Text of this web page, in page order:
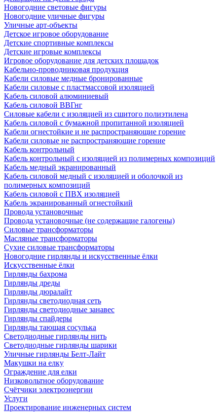
Новогодние световые фигуры
Новогодние уличные фигуры
Уличные арт-объекты
Детское игровое оборудование
Детские спортивные комплексы
Детские игровые комплексы
Игровое оборудование для детских площадок
Кабельно-проводниковая продукция
Кабели силовые медные бронированные
Кабели силовые с пластмассовой изоляцией
Кабель силовой алюминиевый
Кабель силовой ВВГнг
Силовые кабели с изоляцией из сшитого полиэтилена
Кабель силовой с бумажной пропитанной изоляцией
Кабели огнестойкие и не распространяющие горение
Кабели силовые не распространяющие горение
Кабель контрольный
Кабель контрольный с изоляцией из полимерных композиций
Кабель медный экранированный
Кабель силовой медный с изоляцией и оболочкой из
полимерных композиций
Кабель силовой с ПВХ изоляцией
Кабель экранированный огнестойкий
Провода установочные
Провода установочные (не содержащие галогены)
Силовые трансформаторы
Масляные трансформаторы
Сухие силовые трансформаторы
Новогодние гирлянды и искусственные ёлки
Искусственные ёлки
Гирлянды бахрома
Гирлянды дреды
Гирлянды дюралайт
Гирлянды светодиодная сеть
Гирлянды светодиодные занавес
Гирлянды спайдеры
Гирлянды тающая сосулька
Светодиодные гирлянды нить
Светодиодные гирлянды шарики
Уличные гирлянды Белт-Лайт
Макушки на елку
Ограждение для елки
Низковольтное оборудование
Счётчики электроэнергии
Услуги
Проектирование инженерных систем